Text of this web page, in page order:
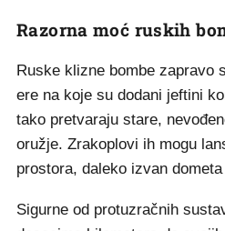
Razorna moć ruskih
Ruske klizne bombe zapravo
ere na koje su dodani jeftini
tako pretvaraju stare,
oružje. Zrakoplovi ih mogu
prostora, daleko izvan
Sigurne od protuzračnih